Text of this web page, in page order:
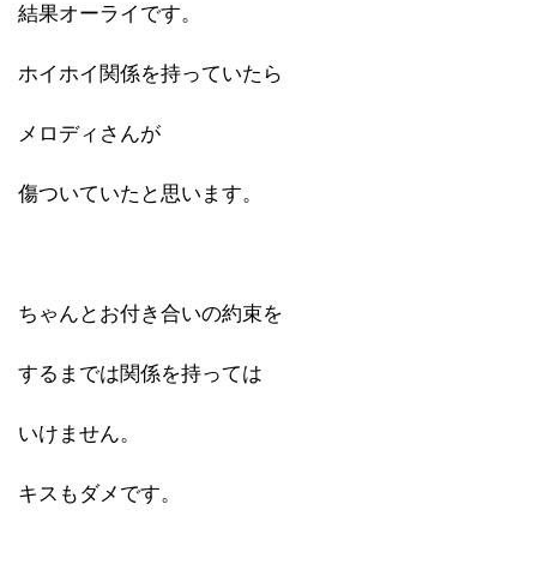
結果オーライです。
ホイホイ関係を持っていたら
メロディさんが
傷ついていたと思います。
ちゃんとお付き合いの約束を
するまでは関係を持っては
いけません。
キスもダメです。